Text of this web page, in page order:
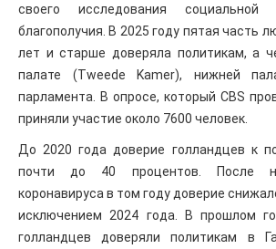
своего исследования социальной
благополучия. В 2025 году пятая часть
лет и старше доверяла политикам, а
палате (Tweede Kamer), нижней
парламента. В опросе, который CBS
приняли участие около 7600 человек.
До 2020 года доверие голландцев к
почти до 40 процентов. После
коронавируса в том году доверие
исключением 2024 года. В прошлом
голландцев доверяли политикам в